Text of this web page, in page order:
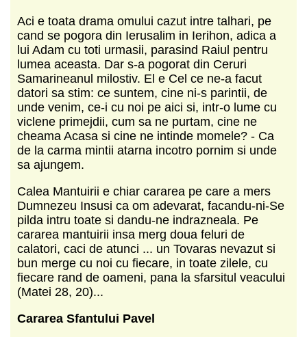
Aci e toata drama omului cazut intre talhari, pe
cand se pogora din Ierusalim in Ierihon, adica a
lui Adam cu toti urmasii, parasind Raiul pentru
lumea aceasta. Dar s-a pogorat din Ceruri
Samarineanul milostiv. El e Cel ce ne-a facut
datori sa stim: ce suntem, cine ni-s parintii, de
unde venim, ce-i cu noi pe aici si, intr-o lume cu
viclene primejdii, cum sa ne purtam, cine ne
cheama Acasa si cine ne intinde momele? - Ca
de la carma mintii atarna incotro pornim si unde
sa ajungem.
Calea Mantuirii e chiar cararea pe care a mers
Dumnezeu Insusi ca om adevarat, facandu-ni-Se
pilda intru toate si dandu-ne indrazneala. Pe
cararea mantuirii insa merg doua feluri de
calatori, caci de atunci ... un Tovaras nevazut si
bun merge cu noi cu fiecare, in toate zilele, cu
fiecare rand de oameni, pana la sfarsitul veacului
(Matei 28, 20)...
Cararea Sfantului Pavel